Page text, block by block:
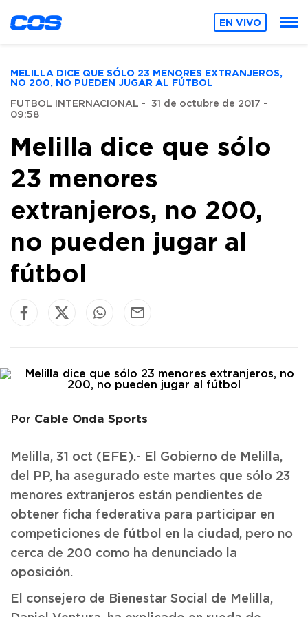
EN VIVO
MELILLA DICE QUE SÓLO 23 MENORES EXTRANJEROS,
NO 200, NO PUEDEN JUGAR AL FÚTBOL
FUTBOL INTERNACIONAL - 31 de octubre de 2017 -
09:58
Melilla dice que sólo
23 menores
extranjeros, no 200,
no pueden jugar al
fútbol
Por Cable Onda Sports
Melilla, 31 oct (EFE).- El Gobierno de Melilla,
del PP, ha asegurado este martes que sólo 23
menores extranjeros están pendientes de
obtener ficha federativa para participar en
competiciones de fútbol en la ciudad, pero no
cerca de 200 como ha denunciado la
oposición.
El consejero de Bienestar Social de Melilla,